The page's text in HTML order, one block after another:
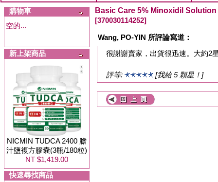
購物車
空的...
新上架商品
NICMIN TUDCA 2400 膽
汁鹽複方膠囊(3瓶/180粒)
NT $1,419.00
快速尋找商品
Basic Care 5% Minoxidil Solution
[370030114252]
Wang, PO-YIN 所評論寫道：
很謝謝賣家，出貨很迅速。大約2
評等: [我給 5 顆星！]